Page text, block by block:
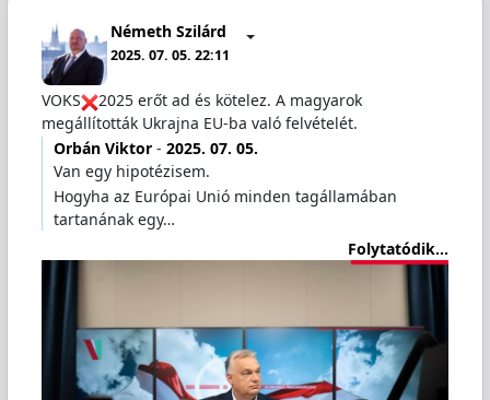
Németh Szilárd
2025. 07. 05. 22:11
VOKS
2025 erőt ad és kötelez. A magyarok
megállították Ukrajna EU-ba való felvételét.
Orbán Viktor- 2025. 07. 05.
Van egy hipotézisem.
Hogyha az Európai Unió minden tagállamában
tartanának egy…
Folytatódik...